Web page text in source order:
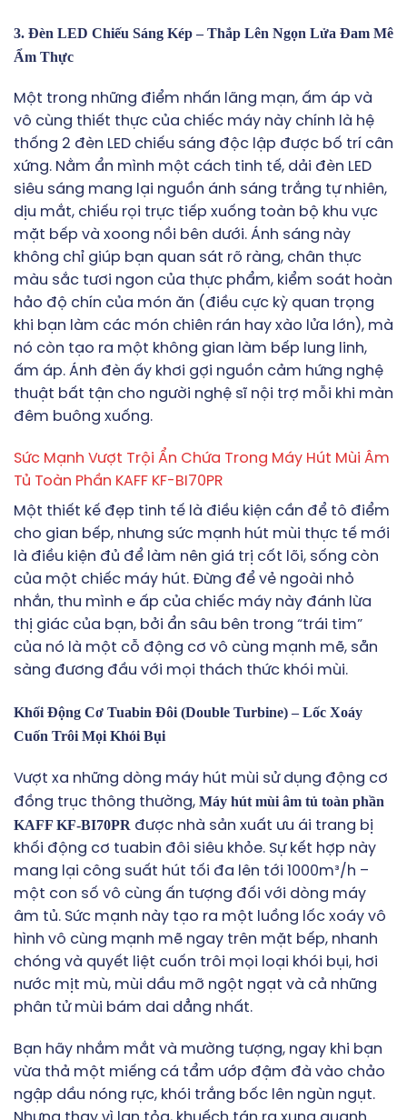
3. Đèn LED Chiếu Sáng Kép – Thắp Lên Ngọn Lửa Đam Mê
Ẩm Thực
Một trong những điểm nhấn lãng mạn, ấm áp và
vô cùng thiết thực của chiếc máy này chính là hệ
thống 2 đèn LED chiếu sáng độc lập được bố trí cân
xứng. Nằm ẩn mình một cách tinh tế, dải đèn LED
siêu sáng mang lại nguồn ánh sáng trắng tự nhiên,
dịu mắt, chiếu rọi trực tiếp xuống toàn bộ khu vực
mặt bếp và xoong nồi bên dưới. Ánh sáng này
không chỉ giúp bạn quan sát rõ ràng, chân thực
màu sắc tươi ngon của thực phẩm, kiểm soát hoàn
hảo độ chín của món ăn (điều cực kỳ quan trọng
khi bạn làm các món chiên rán hay xào lửa lớn), mà
nó còn tạo ra một không gian làm bếp lung linh,
ấm áp. Ánh đèn ấy khơi gợi nguồn cảm hứng nghệ
thuật bất tận cho người nghệ sĩ nội trợ mỗi khi màn
đêm buông xuống.
Sức Mạnh Vượt Trội Ẩn Chứa Trong Máy Hút Mùi Âm
Tủ Toàn Phần KAFF KF-BI70PR
Một thiết kế đẹp tinh tế là điều kiện cần để tô điểm
cho gian bếp, nhưng sức mạnh hút mùi thực tế mới
là điều kiện đủ để làm nên giá trị cốt lõi, sống còn
của một chiếc máy hút. Đừng để vẻ ngoài nhỏ
nhắn, thu mình e ấp của chiếc máy này đánh lừa
thị giác của bạn, bởi ẩn sâu bên trong “trái tim”
của nó là một cỗ động cơ vô cùng mạnh mẽ, sẵn
sàng đương đầu với mọi thách thức khói mùi.
Khối Động Cơ Tuabin Đôi (Double Turbine) – Lốc Xoáy
Cuốn Trôi Mọi Khói Bụi
Vượt xa những dòng máy hút mùi sử dụng động cơ
đồng trục thông thường, Máy hút mùi âm tủ toàn phần
KAFF KF-BI70PR được nhà sản xuất ưu ái trang bị
khối động cơ tuabin đôi siêu khỏe. Sự kết hợp này
mang lại công suất hút tối đa lên tới 1000m³/h –
một con số vô cùng ấn tượng đối với dòng máy
âm tủ. Sức mạnh này tạo ra một luồng lốc xoáy vô
hình vô cùng mạnh mẽ ngay trên mặt bếp, nhanh
chóng và quyết liệt cuốn trôi mọi loại khói bụi, hơi
nước mịt mù, mùi dầu mỡ ngột ngạt và cả những
phân tử mùi bám dai dẳng nhất.
Bạn hãy nhắm mắt và mường tượng, ngay khi bạn
vừa thả một miếng cá tẩm ướp đậm đà vào chảo
ngập dầu nóng rực, khói trắng bốc lên ngùn ngụt.